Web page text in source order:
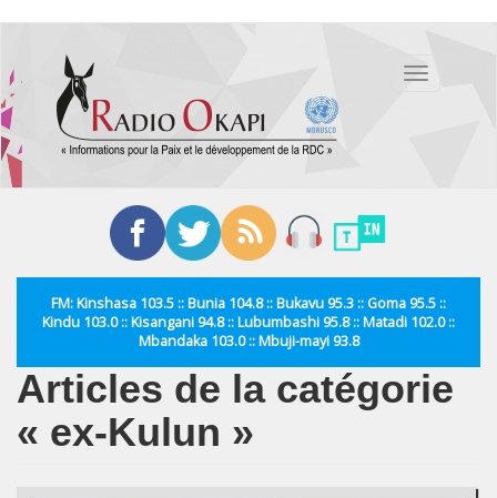
contenu
principal
Toggle
FM: Kinshasa 103.5 :: Bunia 104.8 :: Bukavu 95.3 :: Goma 95.5 ::
Kindu 103.0 :: Kisangani 94.8 :: Lubumbashi 95.8 :: Matadi 102.0 ::
Mbandaka 103.0 :: Mbuji-mayi 93.8
Articles de la catégorie
« ex-Kulun »